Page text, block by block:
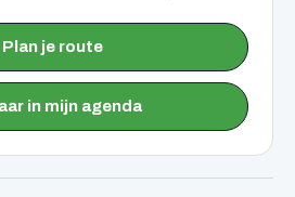
Plan je route
in mijn agenda